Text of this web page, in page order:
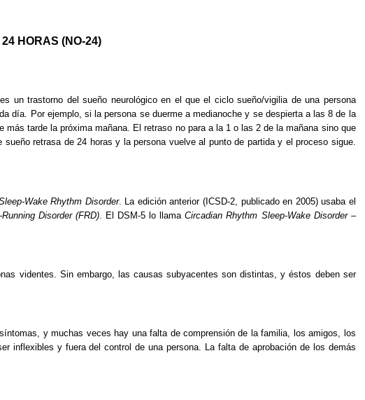
HORAS (NO-24)
un trastorno del sueño neurológico en el que el ciclo sueño/vigilia de una persona
día. Por ejemplo, si la persona se duerme a medianoche y se despierta a las 8 de la
tarde la próxima mañana. El retraso no para a la 1 o las 2 de la mañana sino que
retrasa de 24 horas y la persona vuelve al punto de partida y el proceso sigue.
Wake Rhythm Disorder. La edición anterior (ICSD-2, publicado en 2005) usaba el
Running Disorder (FRD). El DSM-5 lo llamaCircadian Rhythm Sleep-Wake Disorder –
videntes. Sin embargo, las causas subyacentes son distintas, y éstos deben ser
y muchas veces hay una falta de comprensión de la familia, los amigos, los
inflexibles y fuera del control de una persona. La falta de aprobación de los demás